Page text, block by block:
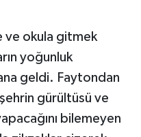
ve okula gitmek
yoğunluk
geldi. Faytondan
gürültüsü ve
bilemeyen